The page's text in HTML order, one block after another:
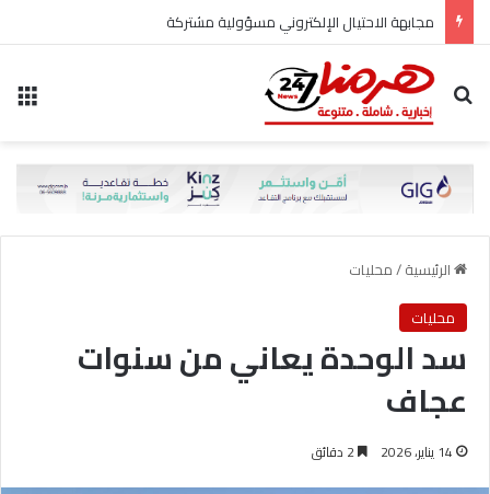
مجابهة الاحتيال الإلكتروني مسؤولية مشتركة
بحث عن
الرئيسية/محليات
محليات
‎سد الوحدة يعاني من سنوات
عجاف
14 يناير، 2026